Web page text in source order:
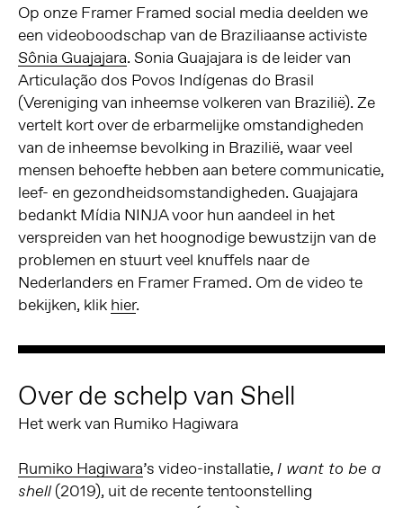
Op onze Framer Framed social media deelden we
een videoboodschap van de Braziliaanse activiste
Sônia Guajajara. Sonia Guajajara is de leider van
Articulação dos Povos Indígenas do Brasil
(Vereniging van inheemse volkeren van Brazilië). Ze
vertelt kort over de erbarmelijke omstandigheden
van de inheemse bevolking in Brazilië, waar veel
mensen behoefte hebben aan betere communicatie,
leef- en gezondheidsomstandigheden. Guajajara
bedankt Mídia NINJA voor hun aandeel in het
verspreiden van het hoognodige bewustzijn van de
problemen en stuurt veel knuffels naar de
Nederlanders en Framer Framed. Om de video te
bekijken, klik hier.
Over de schelp van Shell
Het werk van Rumiko Hagiwara
Rumiko Hagiwara’s video-installatie, I want to be a
shell(2019), uit de recente tentoonstelling